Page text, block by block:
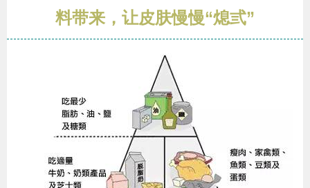
料带来，让皮肤慢慢“熄弎”